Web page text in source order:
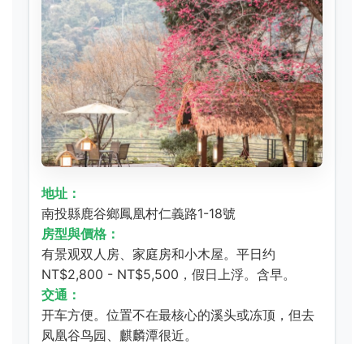
地址：
南投縣鹿谷鄉鳳凰村仁義路1-18號
房型與價格：
有景观双人房、家庭房和小木屋。平日约
NT$2,800 - NT$5,500，假日上浮。含早。
交通：
开车方便。位置不在最核心的溪头或冻顶，但去
凤凰谷鸟园、麒麟潭很近。